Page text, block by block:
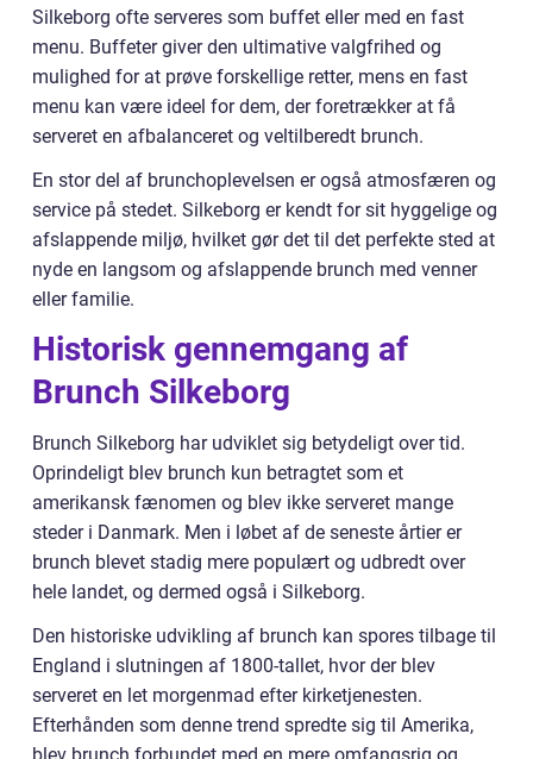
Silkeborg ofte serveres som buffet eller med en fast
menu. Buffeter giver den ultimative valgfrihed og
mulighed for at prøve forskellige retter, mens en fast
menu kan være ideel for dem, der foretrækker at få
serveret en afbalanceret og veltilberedt brunch.
En stor del af brunchoplevelsen er også atmosfæren og
service på stedet. Silkeborg er kendt for sit hyggelige og
afslappende miljø, hvilket gør det til det perfekte sted at
nyde en langsom og afslappende brunch med venner
eller familie.
Historisk gennemgang af
Brunch Silkeborg
Brunch Silkeborg har udviklet sig betydeligt over tid.
Oprindeligt blev brunch kun betragtet som et
amerikansk fænomen og blev ikke serveret mange
steder i Danmark. Men i løbet af de seneste årtier er
brunch blevet stadig mere populært og udbredt over
hele landet, og dermed også i Silkeborg.
Den historiske udvikling af brunch kan spores tilbage til
England i slutningen af 1800-tallet, hvor der blev
serveret en let morgenmad efter kirketjenesten.
Efterhånden som denne trend spredte sig til Amerika,
blev brunch forbundet med en mere omfangsrig og